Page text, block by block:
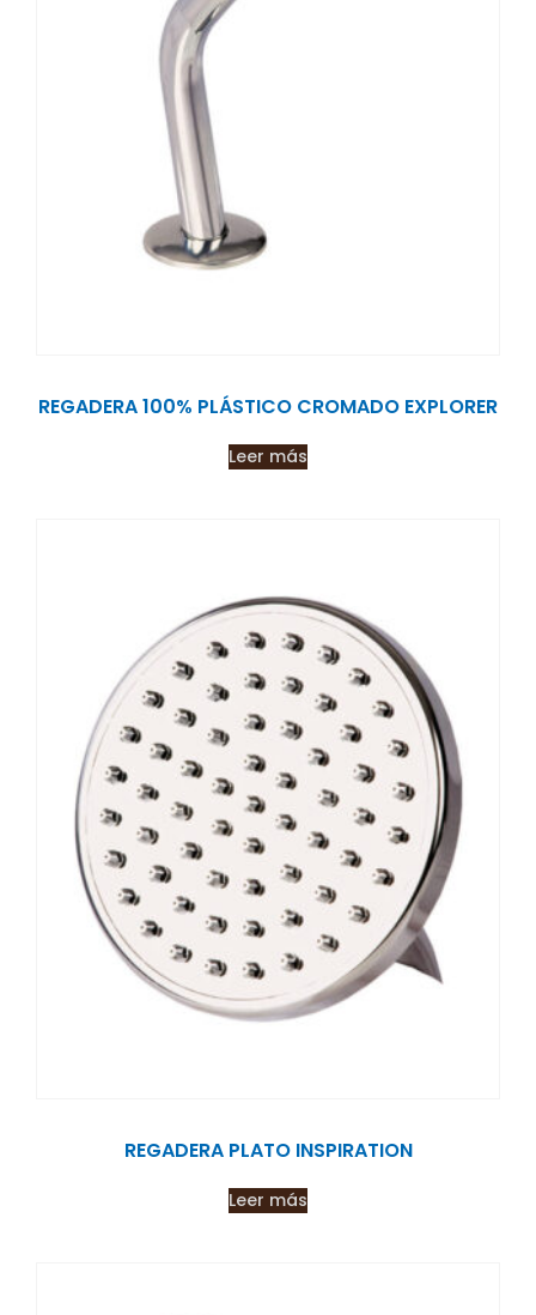
REGADERA 100% PLÁSTICO CROMADO EXPLORER
Leer más
REGADERA PLATO INSPIRATION
Leer más